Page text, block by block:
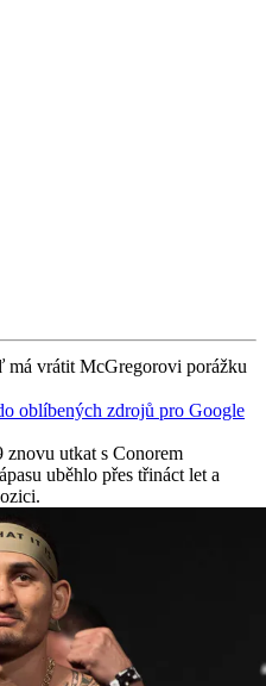
vrátit McGregorovi porážku
oblíbených zdrojů pro Google
utkat s Conorem
uběhlo přes třináct let a